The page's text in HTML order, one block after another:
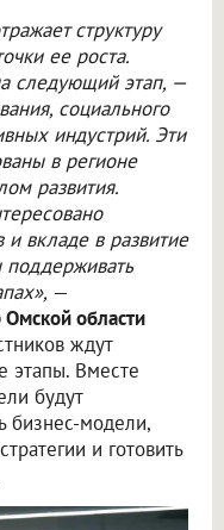
структуру
ее роста.
следующий этап, —
социального
индустрий. Эти
в регионе
развития.
вкладе в развитие
—
области
ждут
этапы. Вместе
будут
бизнес-модели,
и готовить